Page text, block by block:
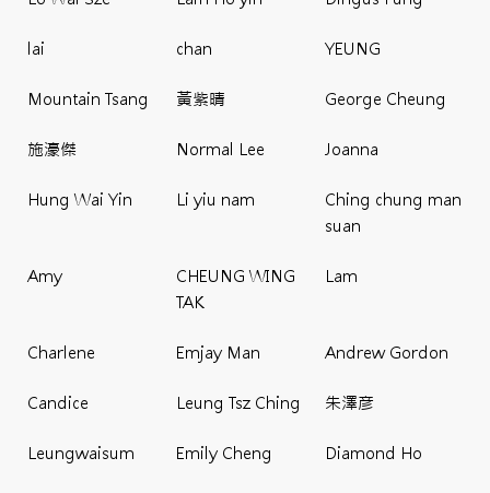
lai chan YEUNG
Mountain Tsang 黃紫晴 George Cheung
施濠傑 Normal Lee Joanna
Hung Wai Yin Li yiu nam
Ching chung man
suan
Amy
CHEUNG WING
TAK
Lam
Charlene Emjay Man Andrew Gordon
Candice Leung Tsz Ching 朱澤彦
Leungwaisum Emily Cheng Diamond Ho